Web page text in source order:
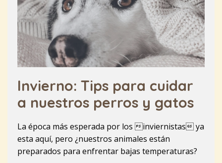
Invierno: Tips para cuidar
a nuestros perros y gatos
La época más esperada por los inviernistas ya
esta aquí, pero ¿nuestros animales están
preparados para enfrentar bajas temperaturas?